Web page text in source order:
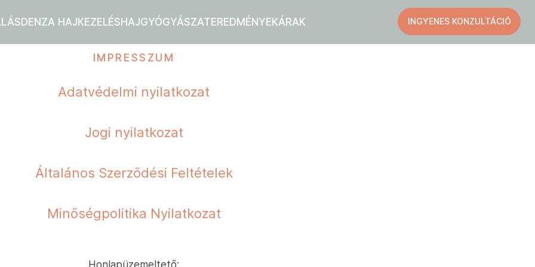
INGYENES KONZULTÁCIÓ
DENZA HAJKEZELÉS HAJGYÓGYÁSZAT EREDMÉNYEKÁRAK
IMPRESSZUM
Adatvédelmi nyilatkozat
Jogi nyilatkozat
Általános Szerződési Feltételek
Minőségpolitika Nyilatkozat
Honlapüzemeltető: